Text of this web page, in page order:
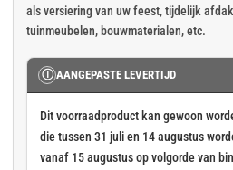
was:
is:
als versiering van uw feest, tijdelijk
tuinmeubelen, bouwmaterialen, etc.
Ⓘ AANGEPASTE LEVERTIJD
Dit voorraadproduct kan gewoon
die tussen 31 juli en 14 augustus
vanaf 15 augustus op volgorde van